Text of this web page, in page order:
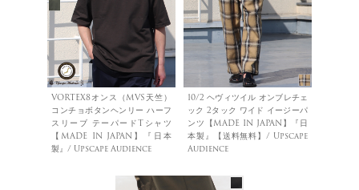
VORTEX8オンス（MVS天竺）
コンチョボタンヘンリー ハーフ
スリーブ テーパードTシャツ
【MADE IN JAPAN】『日本
製』/ Upscape Audience
10/2 ヘヴィツイル オンブレチェ
ック 2タック ワイド イージーパ
ンツ【MADE IN JAPAN】『日
本製』【送料無料】/ Upscape
Audience